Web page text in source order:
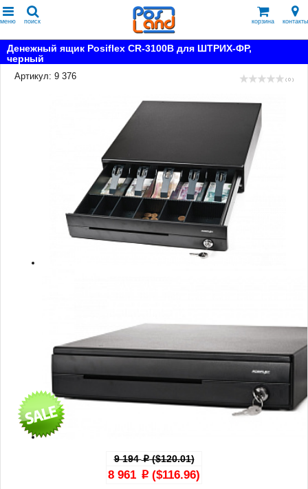
меню поиск корзина контакты
Денежный ящик Posiflex CR-3100B для ШТРИХ-ФР,
черный
Артикул: 9 376
( 0 )
9 194p($120.01)
8 961 p ($116.96)